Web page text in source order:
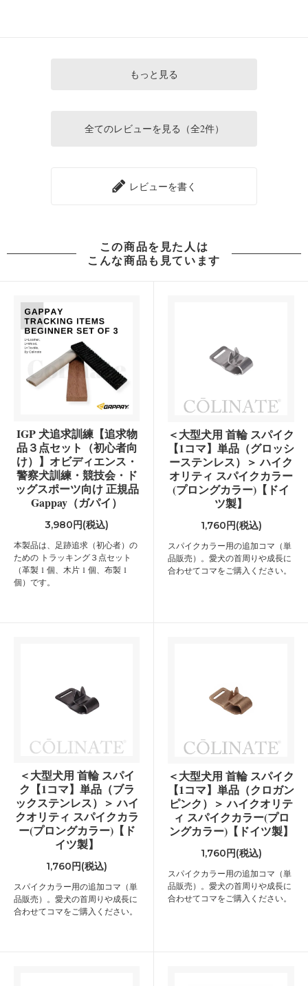
もっと見る
全てのレビューを見る（全2件）
レビューを書く
この商品を見た人は
こんな商品も見ています
IGP 犬追求訓練【追求物
品３点セット（初心者向
け）】オビディエンス・
警察犬訓練・競技会・ド
ッグスポーツ向け 正規品
Gappay（ガパイ）
3,980円(税込)
本製品は、足跡追求（初心者）の
ための トラッキング３点セット
（革製 1 個、木片 1 個、布製 1
個）です。
＜大型犬用 首輪 スパイク
【1コマ】単品（グロッシ
ーステンレス）＞ ハイク
オリティ スパイクカラー
(プロングカラー)【ドイ
ツ製】
1,760円(税込)
スパイクカラー用の追加コマ（単
品販売）。愛犬の首周りや成長に
合わせてコマをご購入ください。
＜大型犬用 首輪 スパイ
ク【1コマ】単品（ブラ
ックステンレス）＞ ハイ
クオリティ スパイクカラ
ー(プロングカラー)【ド
イツ製】
1,760円(税込)
スパイクカラー用の追加コマ（単
品販売）。愛犬の首周りや成長に
合わせてコマをご購入ください。
＜大型犬用 首輪 スパイク
【1コマ】単品（クロガン
ピンク）＞ ハイクオリテ
ィ スパイクカラー(プロ
ングカラー)【ドイツ製】
1,760円(税込)
スパイクカラー用の追加コマ（単
品販売）。愛犬の首周りや成長に
合わせてコマをご購入ください。